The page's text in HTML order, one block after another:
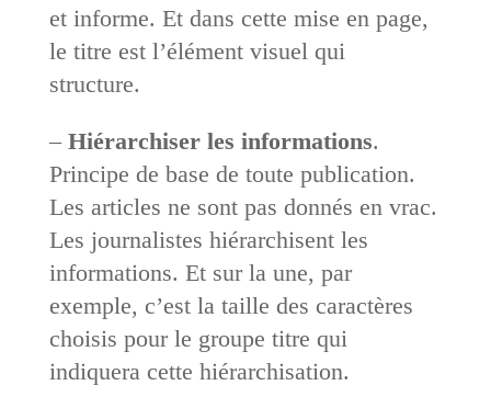
et informe. Et dans cette mise en page,
le titre est l’élément visuel qui
structure.
– Hiérarchiser les informations.
Principe de base de toute publication.
Les articles ne sont pas donnés en vrac.
Les journalistes hiérarchisent les
informations. Et sur la une, par
exemple, c’est la taille des caractères
choisis pour le groupe titre qui
indiquera cette hiérarchisation.